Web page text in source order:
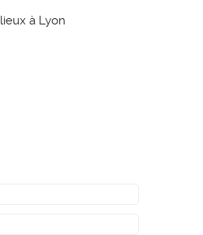
lieux à Lyon